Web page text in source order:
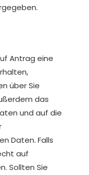
Antrag eine
über Sie
das
und auf die
Daten. Falls
auf
Sollten Sie